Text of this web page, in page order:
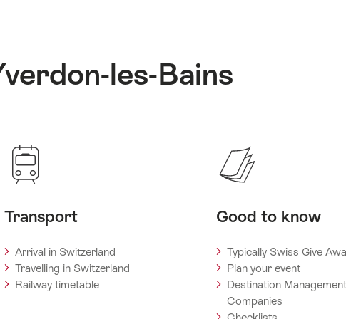
les-Bains
Transport
Arrival in Switzerland
Travelling in Switzerland
Railway timetable
Good to know
Typically Swiss Give
Plan your event
Destination Management
Companies